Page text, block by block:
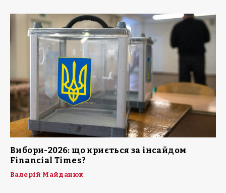
Вибори-2026: що криється за інсайдом
Financial Times?
Валерій Майданюк